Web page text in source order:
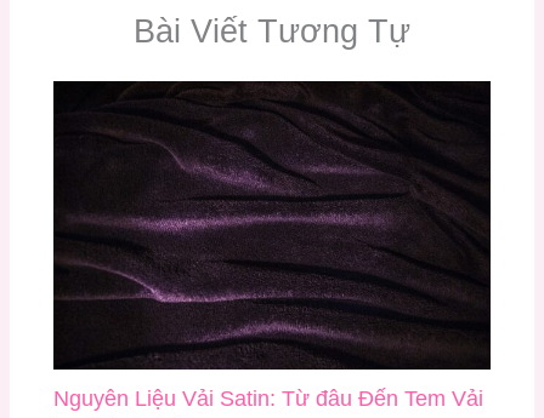
Bài Viết Tương Tự
Nguyên Liệu Vải Satin: Từ đâu Đến Tem Vải